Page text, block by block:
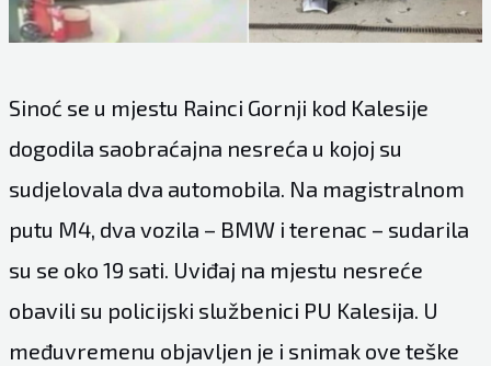
Sinoć se u mjestu Rainci Gornji kod Kalesije
dogodila saobraćajna nesreća u kojoj su
sudjelovala dva automobila. Na magistralnom
putu M4, dva vozila – BMW i terenac – sudarila
su se oko 19 sati. Uviđaj na mjestu nesreće
obavili su policijski službenici PU Kalesija. U
međuvremenu objavljen je i snimak ove teške